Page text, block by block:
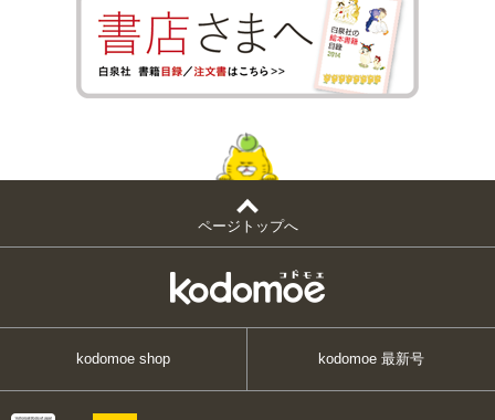
ページトップへ
kodomoe shop kodomoe 最新号